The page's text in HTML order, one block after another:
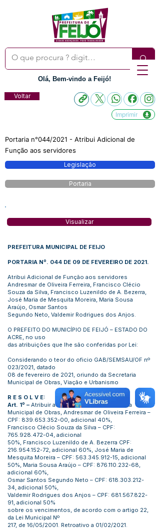
Olá, Bem-vindo a Feijó!
Voltar
Imprimir
Portaria n°044/2021 - Atribui Adicional de
Função aos servidores
Legislação
Portaria
Visualizar
PREFEITURA MUNICIPAL DE FEIJO
PORTARIA Nº. 044 DE 09 DE FEVEREIRO DE 2021.
Atribui Adicional de Função aos servidores
Andresmar de Oliveira Ferreira, Francisco Clécio
Souza da Silva, Francisco Luzenildo de A. Bezerra,
José Maria de Mesquita Moreira, Maria Sousa
Araújo, Osmar Santos
Segundo Neto, Valdemir Rodrigues dos Anjos.
O PREFEITO DO MUNICÍPIO DE FEIJÓ – ESTADO DO
ACRE, no uso
das atribuições que lhe são conferidas por Lei:
Considerando o teor do oficio GAB/SEMSAU/OF nº
023/2021, datado
08 de fevereiro de 2021, oriundo da Secretaria
Municipal de Obras, Viação e Urbanismo
R E S O L V E:
Art. 1º – Atribuir aos servidores da Secretaria
Municipal de Obras, Andresmar de Oliveira Ferreira –
CPF: 839.653.352-00, adicional 40%,
Francisco Clécio Souza da Silva – CPF:
765.928.472-04, adicional
50%, Francisco Luzenildo de A. Bezerra CPF:
216.954.152-72, adicional 60%, José Maria de
Mesquita Moreira – CPF: 563.345.912-15, adicional
50%, Maria Sousa Araújo – CPF: 876.110.232-68,
adicional 60%,
Osmar Santos Segundo Neto – CPF: 618.303.212-
34, adicional 50%,
Valdemir Rodrigues dos Anjos – CPF: 681.567.822-
91, adicional 50%
sobre os vencimentos, de acordo com o artigo 22,
da Lei Municipal Nº
217, de 16/05/2001. Retroativo a 01/02/2021.